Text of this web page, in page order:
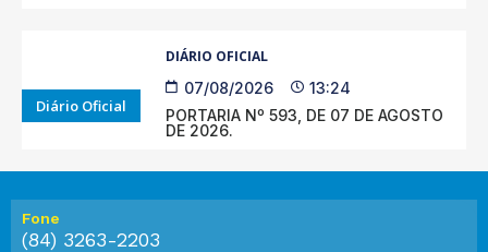
Diário Oficial
DIÁRIO OFICIAL
07/08/2026
13:24
PORTARIA Nº 593, DE 07 DE AGOSTO
DE 2026.
Fone
(84) 3263-2203